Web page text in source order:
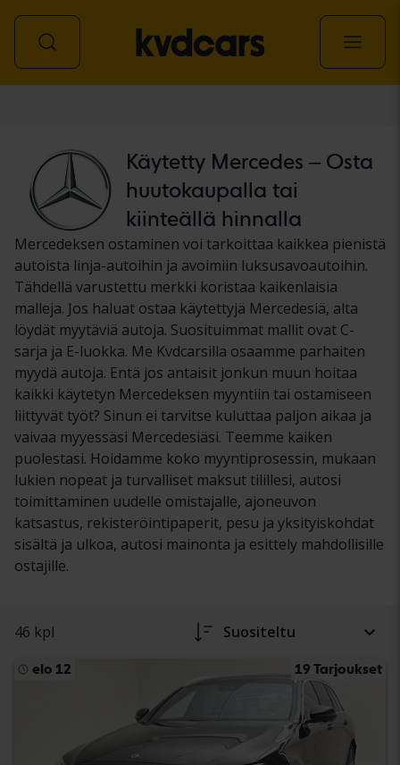
Käytetty Mercedes – Osta
huutokaupalla tai
kiinteällä hinnalla
Mercedeksen ostaminen voi tarkoittaa kaikkea pienistä
autoista linja-autoihin ja avoimiin luksusavoautoihin.
Tähdellä varustettu merkki koristaa kaikenlaisia
malleja. Jos haluat ostaa käytettyjä Mercedesiä, alta
löydät myytäviä autoja. Suosituimmat mallit ovat C-
sarja ja E-luokka. Me Kvdcarsilla osaamme parhaiten
myydä autoja. Entä jos antaisit jonkun muun hoitaa
kaikki käytetyn Mercedeksen myyntiin tai ostamiseen
liittyvät työt? Sinun ei tarvitse kuluttaa paljon aikaa ja
vaivaa myyessäsi Mercedesiäsi. Teemme kaiken
puolestasi. Hoidamme koko myyntiprosessin, mukaan
lukien nopeat ja turvalliset maksut tilillesi, autosi
toimittaminen uudelle omistajalle, ajoneuvon
katsastus, rekisteröintipaperit, pesu ja yksityiskohdat
sisältä ja ulkoa, autosi mainonta ja esittely mahdollisille
ostajille.
46 kpl Suositeltu
elo 12 19 Tarjoukset